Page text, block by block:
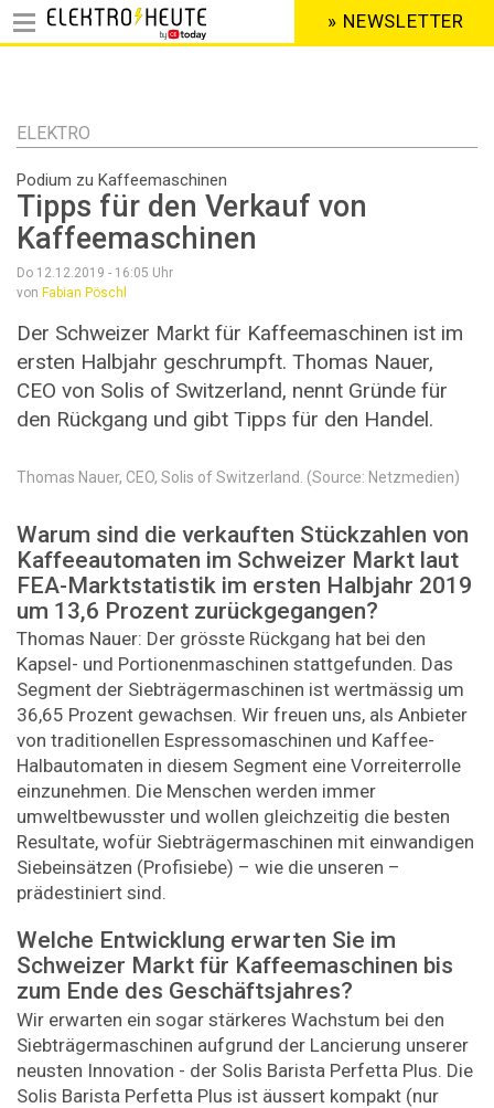
Inhalt
HEADER
MENU
» NEWSLETTER
ELEKTRO
Podium zu Kaffeemaschinen
Tipps für den Verkauf von
Kaffeemaschinen
Do 12.12.2019 - 16:05 Uhr
von Fabian Pöschl
Der Schweizer Markt für Kaffeemaschinen ist im
ersten Halbjahr geschrumpft. Thomas Nauer,
CEO von Solis of Switzerland, nennt Gründe für
den Rückgang und gibt Tipps für den Handel.
Thomas Nauer, CEO, Solis of Switzerland. (Source: Netzmedien)
Warum sind die verkauften Stückzahlen von
Kaffeeautomaten im Schweizer Markt laut
FEA-Marktstatistik im ersten Halbjahr 2019
um 13,6 Prozent zurückgegangen?
Thomas ­Nauer: Der grösste Rückgang hat bei den
Kapsel- und Portionenmaschinen stattgefunden. Das
Segment der Siebträgermaschinen ist wertmässig um
36,65 Prozent gewachsen. Wir freuen uns, als Anbieter
von traditionellen Espresso­maschinen und Kaffee-
Halbautomaten in diesem Segment eine Vorreiterrolle
einzunehmen. Die Menschen werden immer
umweltbewusster und wollen gleichzeitig die besten
Resultate, wofür Siebträgermaschinen mit einwandigen
Sieb­einsätzen (Profisiebe) – wie die unseren –
prädestiniert sind.
Welche Entwicklung erwarten Sie im
Schweizer Markt für Kaffeemaschinen bis
zum Ende des Geschäftsjahres?
Wir erwarten ein sogar stärkeres Wachstum bei den
Siebträgermaschinen ­aufgrund der Lancierung unserer
neusten Innovation - der Solis Barista Perfetta Plus. Die
Solis Barista Perfetta Plus ist äussert kompakt (nur